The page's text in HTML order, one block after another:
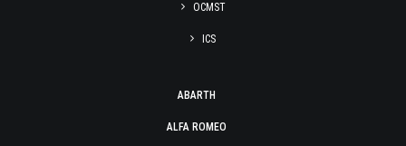
OCMST
ICS
ABARTH
ALFA ROMEO